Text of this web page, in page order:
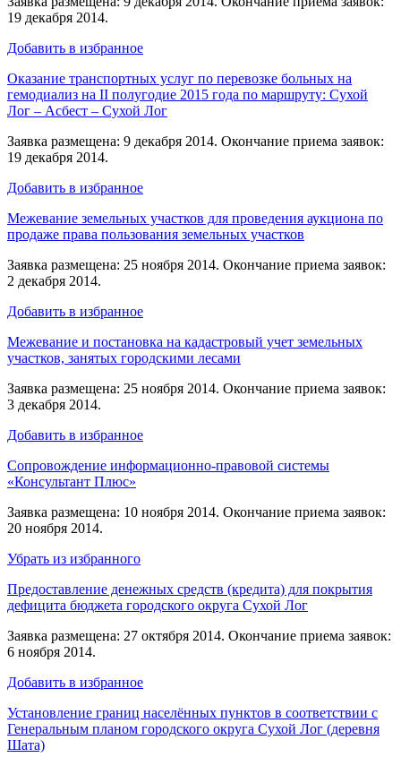
19 декабря 2014.
Добавить в избранное
Оказание транспортных услуг по перевозке больных на
гемодиализ на II полугодие 2015 года по маршруту: Сухой
Лог – Асбест – Сухой Лог
Заявка размещена: 9 декабря 2014. Окончание приема заявок:
19 декабря 2014.
Добавить в избранное
Межевание земельных участков для проведения аукциона по
продаже права пользования земельных участков
Заявка размещена: 25 ноября 2014. Окончание приема заявок:
2 декабря 2014.
Добавить в избранное
Межевание и постановка на кадастровый учет земельных
участков, занятых городскими лесами
Заявка размещена: 25 ноября 2014. Окончание приема заявок:
3 декабря 2014.
Добавить в избранное
Сопровождение информационно-правовой системы
«Консультант Плюс»
Заявка размещена: 10 ноября 2014. Окончание приема заявок:
20 ноября 2014.
Убрать из избранного
Предоставление денежных средств (кредита) для покрытия
дефицита бюджета городского округа Сухой Лог
Заявка размещена: 27 октября 2014. Окончание приема заявок:
6 ноября 2014.
Добавить в избранное
Установление границ населённых пунктов в соответствии с
Генеральным планом городского округа Сухой Лог (деревня
Шата)